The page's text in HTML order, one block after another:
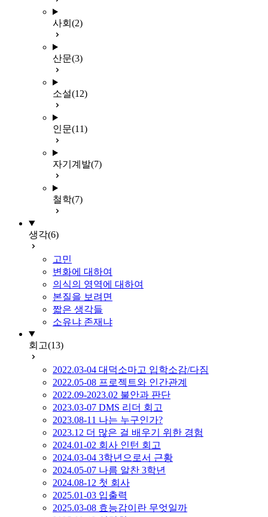
사회 (2)
산문(3)
소설(12)
인문(11)
자기계발(7)
철학(7)
생각(6)
고민
변화에 대하여
의식의 영역에 대하여
본질을 보려면
짧은 생각들
소유냐 존재냐
회고(13)
2022.03-04 대덕소마고 입학소감/다짐
2022.05-08 프로젝트와 인간관계
2022.09-2023.02 불안과 판단
2023.03-07 DMS 리더 회고
2023.08-11 나는 누구인가?
2023.12 더 많은 걸 배우기 위한 경험
2024.01-02 회사 인턴 회고
2024.03-04 3학년으로서 근황
2024.05-07 나름 알찬 3학년
2024.08-12 첫 회사
2025.01-03 입출력
2025.03-08 효능감이란 무엇일까